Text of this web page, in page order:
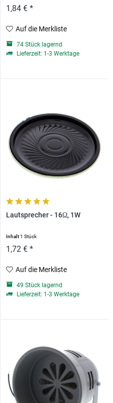
1,84 € *
Auf die Merkliste
74 Stück lagernd
Lieferzeit: 1-3 Werktage
Lautsprecher - 16Ω, 1W
Inhalt1 Stück
1,72 € *
Auf die Merkliste
49 Stück lagernd
Lieferzeit: 1-3 Werktage